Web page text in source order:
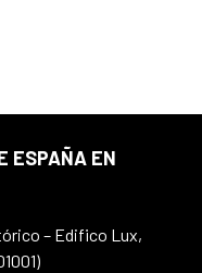
ESPAÑA EN
– Edifico Lux,